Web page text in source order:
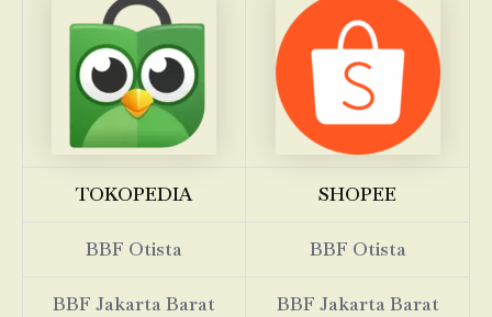
TOKOPEDIA SHOPEE
BBF Otista BBF Otista
BBF Jakarta Barat BBF Jakarta Barat